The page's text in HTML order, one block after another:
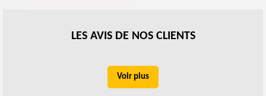
LES AVIS DE NOS CLIENTS
Voir plus